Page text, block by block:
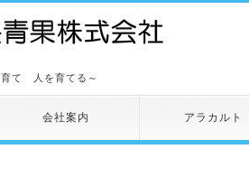
て 人を育てる～
会社案内 アラカルト